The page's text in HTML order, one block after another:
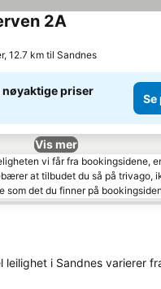
2A
12.7 km til Sandnes
nøyaktige priser
Se
Vis mer
vi får fra bookingsidene,
at tilbudet du så på trivago,
som det du finner på
leilighet i Sandnes varierer